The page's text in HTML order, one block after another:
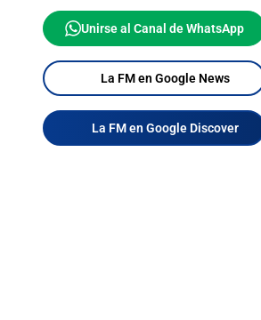
Unirse al Canal de WhatsApp
La FM en Google News
La FM en Google Discover